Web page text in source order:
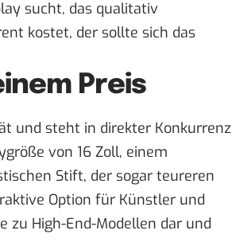
sucht, das qualitativ
kostet, der sollte sich das
Preis
und steht in direkter Konkurrenz
von 16 Zoll, einem
Stift, der sogar teureren
Option für Künstler und
High-End-Modellen dar und